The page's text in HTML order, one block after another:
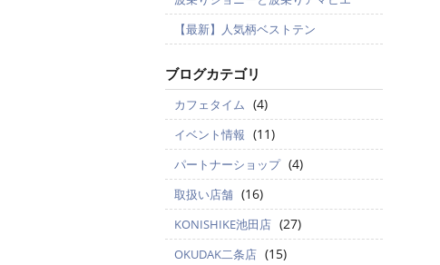
【最新】人気柄ベストテン
ブログカテゴリ
カフェタイム (4)
イベント情報 (11)
パートナーショップ (4)
取扱い店舗 (16)
KONISHIKE池田店 (27)
OKUDAK二条店 (15)